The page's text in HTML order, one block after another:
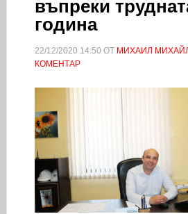
въпреки
година
22/12/2020 14:50 ОТ МИХАИЛ
КОМЕНТАР